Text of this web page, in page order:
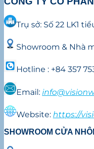
Trụ sở: Số 22 LK1
Showroom & Nhà
Hotline : +84 357
Email:
Website: https://
SHOWROOM CỬA